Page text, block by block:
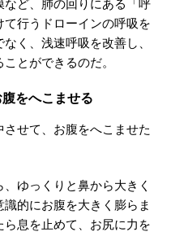
ど、肺の回りにある「呼
行うドローインの呼吸を
く、浅速呼吸を改善し、
とができるのだ。
をへこませる
せて、お腹をへこませた
、ゆっくりと鼻から大きく
的にお腹を大きく膨らま
息を止めて、お尻に力を